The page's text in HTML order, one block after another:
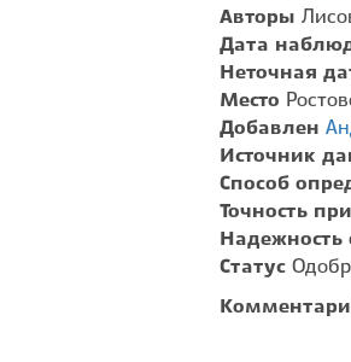
Авторы
Дата
Неточная
Место
Добавлен
Источник
Способ
Точность
Надежность
Статус